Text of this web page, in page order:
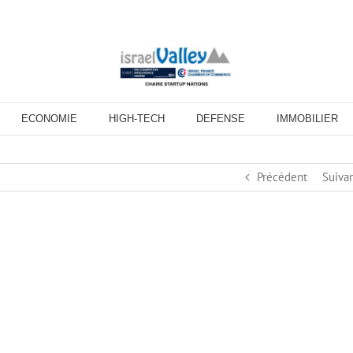
ECONOMIE HIGH-TECH DEFENSE IMMOBILIER
Précédent